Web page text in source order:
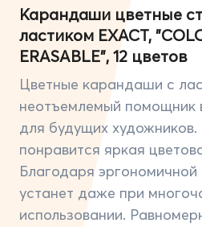
Карандаши цветные
ластиком EXACT,
ERASABLE", 12 цветов
Цветные карандаши с
неотъемлемый помощник
для будущих
понравится яркая
Благодаря
устанет даже при
использовании.